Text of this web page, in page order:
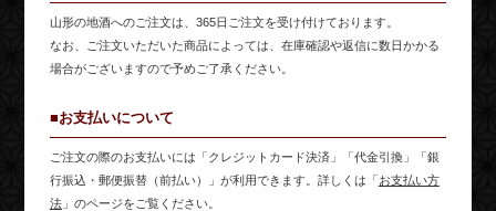
山形の地酒へのご注文は、365日ご注文を受け付けております。
なお、ご注文いただいた商品によっては、在庫確認や返信に数日かかる
場合がございますので予めご了承ください。
■お支払いについて
ご注文の際のお支払いには「クレジットカード決済」「代金引換」「銀
行振込・郵便振替（前払い）」が利用できます。詳しくは「お支払い方
法」のページをご覧ください。